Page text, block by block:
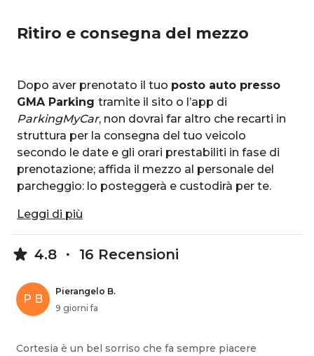
Ritiro e consegna del mezzo
Dopo aver prenotato il tuo posto auto presso
GMA Parking tramite il sito o l’app di
ParkingMyCar, non dovrai far altro che recarti in
struttura per la consegna del tuo veicolo
secondo le date e gli orari prestabiliti in fase di
prenotazione; affida il mezzo al personale del
parcheggio: lo posteggerà e custodirà per te.
Leggi di più
4.8 16 Recensioni
P B
Pierangelo B.
9 giorni fa
Cortesia è un bel sorriso che fa sempre piacere